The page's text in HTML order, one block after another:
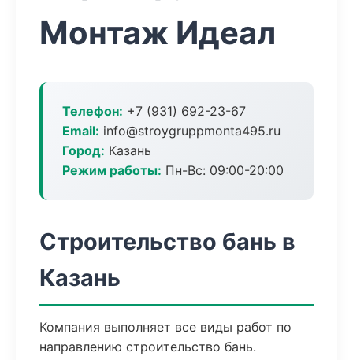
Монтаж Идеал
Телефон: +7 (931) 692-23-67
Email: info@stroygruppmonta495.ru
Город: Казань
Режим работы: Пн-Вс: 09:00-20:00
Строительство бань в
Казань
Компания выполняет все виды работ по
направлению строительство бань.